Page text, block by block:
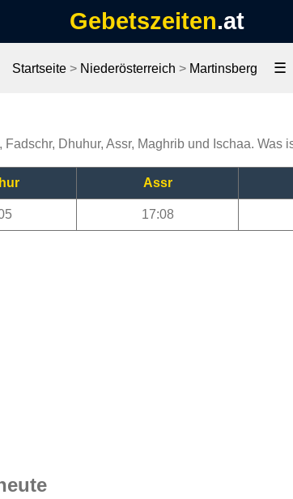
Gebetszeiten.at
Startseite> Niederösterreich > Martinsberg ☰
, Fadschr, Dhuhur, Assr, Maghrib und Ischaa. Was
Assr
17:08